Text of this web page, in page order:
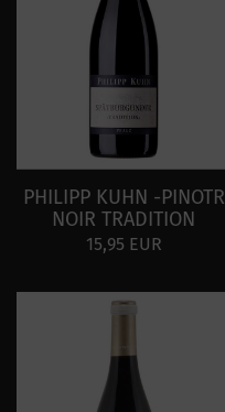
PHILIPP KUHN -PINOTR
NOIR TRADITION
15,95 EUR